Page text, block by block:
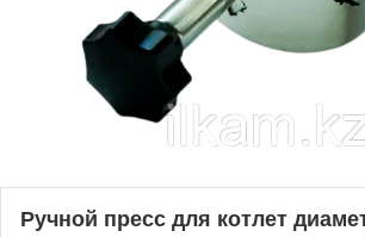
Ручной пресс для котлет